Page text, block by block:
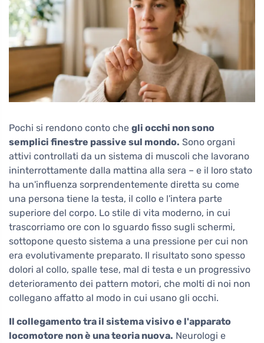
Pochi si rendono conto che gli occhi non sono
semplici finestre passive sul mondo. Sono organi
attivi controllati da un sistema di muscoli che lavorano
ininterrottamente dalla mattina alla sera – e il loro stato
ha un'influenza sorprendentemente diretta su come
una persona tiene la testa, il collo e l'intera parte
superiore del corpo. Lo stile di vita moderno, in cui
trascorriamo ore con lo sguardo fisso sugli schermi,
sottopone questo sistema a una pressione per cui non
era evolutivamente preparato. Il risultato sono spesso
dolori al collo, spalle tese, mal di testa e un progressivo
deterioramento dei pattern motori, che molti di noi non
collegano affatto al modo in cui usano gli occhi.
Il collegamento tra il sistema visivo e l'apparato
locomotore non è una teoria nuova. Neurologi e